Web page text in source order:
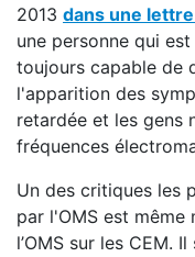
2013 dans une
une personne qui
toujours capable de
l'apparition des
retardée et les gens
fréquences
Un des critiques les
par l'OMS est
l’OMS sur les CEM.